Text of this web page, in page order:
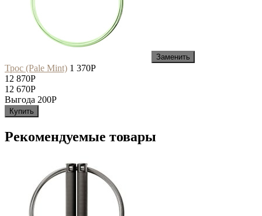
Заменить
Трос (Pale Mint) 1 370P
12 870P
12 670P
Выгода 200P
Купить
Рекомендуемые товары